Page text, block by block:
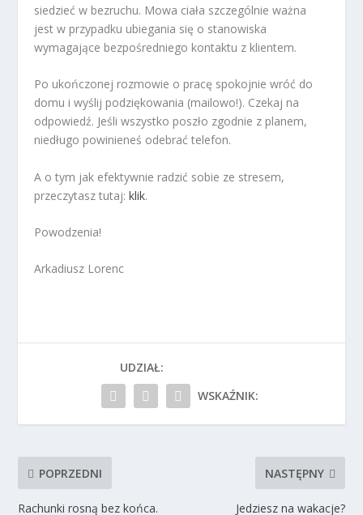
siedzieć w bezruchu. Mowa ciała szczególnie ważna
jest w przypadku ubiegania się o stanowiska
wymagające bezpośredniego kontaktu z klientem.
Po ukończonej rozmowie o pracę spokojnie wróć do
domu i wyślij podziękowania (mailowo!). Czekaj na
odpowiedź. Jeśli wszystko poszło zgodnie z planem,
niedługo powinieneś odebrać telefon.
A o tym jak efektywnie radzić sobie ze stresem,
przeczytasz tutaj:klik.
Powodzenia!
Arkadiusz Lorenc
UDZIAŁ:
WSKAŹNIK:
POPRZEDNI
Rachunki rosną bez końca.
NASTĘPNY
Jedziesz na wakacje?